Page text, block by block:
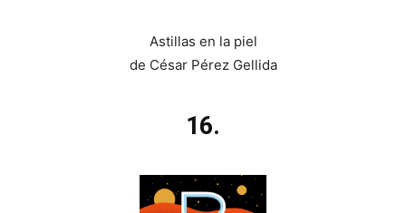
Astillas en la piel
de César Pérez Gellida
16.